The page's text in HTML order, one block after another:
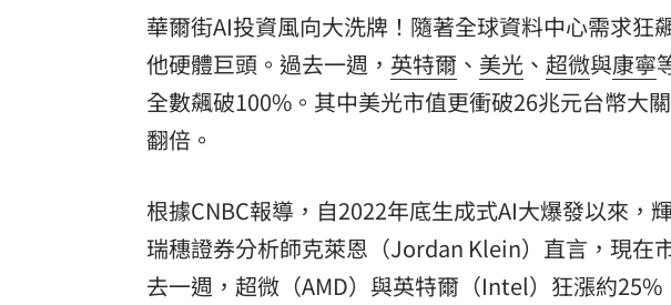
華爾街AI投資風向大洗牌！隨著全球資料中心需求
他硬體巨頭。過去一週， 英特爾 、 美光 、 超微與康寧
全數飆破100%。其中美光市值更衝破26兆元台幣大
翻倍。
根據CNBC報導，自2022年底生成式AI大爆發以來，
瑞穗證券分析師克萊恩（Jordan Klein）直言，現在
去一週，超微（AMD）與英特爾（Intel）狂漲約